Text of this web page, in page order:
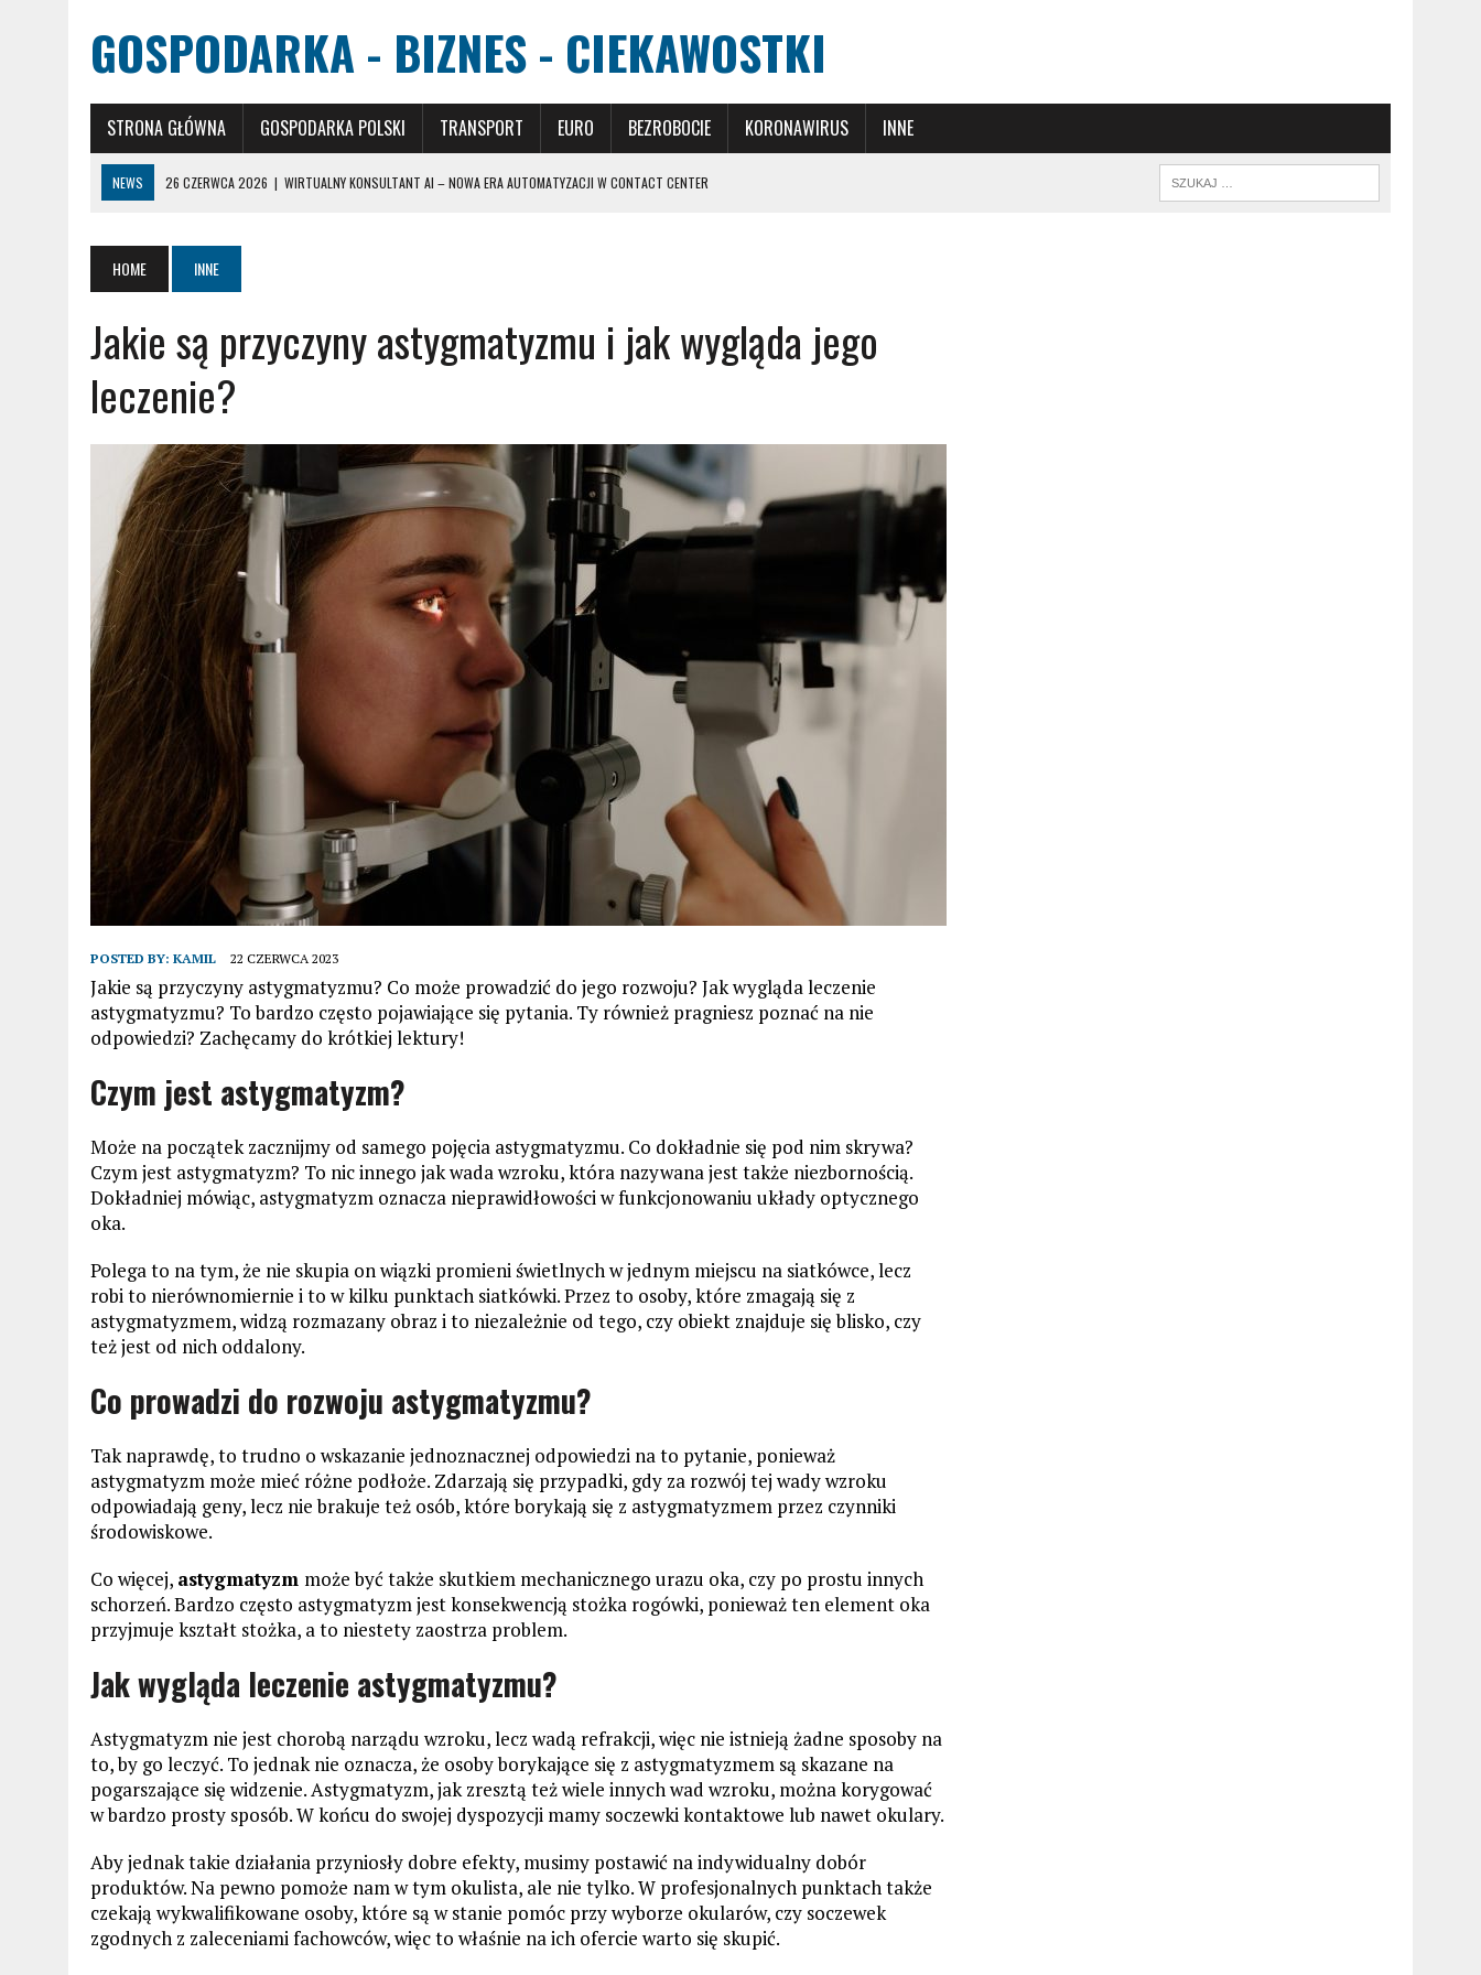
GOSPODARKA - BIZNES - CIEKAWOSTKI
STRONA GŁÓWNA GOSPODARKA POLSKI TRANSPORT EURO BEZROBOCIE KORONAWIRUS INNE
NEWS 26 CZERWCA 2026 | WIRTUALNY KONSULTANT AI – NOWA ERA AUTOMATYZACJI W CONTACT CENTER
6 MARCA 2024 | CYTOLOGIA: KLUCZOWA ROLA W WCZESNYM WYKRYWANIU CHORÓB
26 CZERWCA 2026
HURTOWNIA DRZWI W ŁODZI – STRATEGICZNY PARTNER DLA BUDOWNICTWA I WYKOŃCZENIA WNĘTRZ
HOME INNE
Jakie są przyczyny astygmatyzmu i jak wygląda jego
leczenie?
POSTED BY: KAMIL 22 CZERWCA 2023
Jakie są przyczyny astygmatyzmu? Co może prowadzić do jego rozwoju? Jak wygląda leczenie
astygmatyzmu? To bardzo często pojawiające się pytania. Ty również pragniesz poznać na nie
odpowiedzi? Zachęcamy do krótkiej lektury!
Czym jest astygmatyzm?
Może na początek zacznijmy od samego pojęcia astygmatyzmu. Co dokładnie się pod nim skrywa?
Czym jest astygmatyzm? To nic innego jak wada wzroku, która nazywana jest także niezbornością.
Dokładniej mówiąc, astygmatyzm oznacza nieprawidłowości w funkcjonowaniu układy optycznego
oka.
Polega to na tym, że nie skupia on wiązki promieni świetlnych w jednym miejscu na siatkówce, lecz
robi to nierównomiernie i to w kilku punktach siatkówki. Przez to osoby, które zmagają się z
astygmatyzmem, widzą rozmazany obraz i to niezależnie od tego, czy obiekt znajduje się blisko, czy
też jest od nich oddalony.
Co prowadzi do rozwoju astygmatyzmu?
Tak naprawdę, to trudno o wskazanie jednoznacznej odpowiedzi na to pytanie, ponieważ
astygmatyzm może mieć różne podłoże. Zdarzają się przypadki, gdy za rozwój tej wady wzroku
odpowiadają geny, lecz nie brakuje też osób, które borykają się z astygmatyzmem przez czynniki
środowiskowe.
Co więcej, astygmatyzm może być także skutkiem mechanicznego urazu oka, czy po prostu innych
schorzeń. Bardzo często astygmatyzm jest konsekwencją stożka rogówki, ponieważ ten element oka
przyjmuje kształt stożka, a to niestety zaostrza problem.
Jak wygląda leczenie astygmatyzmu?
Astygmatyzm nie jest chorobą narządu wzroku, lecz wadą refrakcji, więc nie istnieją żadne sposoby na
to, by go leczyć. To jednak nie oznacza, że osoby borykające się z astygmatyzmem są skazane na
pogarszające się widzenie. Astygmatyzm, jak zresztą też wiele innych wad wzroku, można korygować
w bardzo prosty sposób. W końcu do swojej dyspozycji mamy soczewki kontaktowe lub nawet okulary.
Aby jednak takie działania przyniosły dobre efekty, musimy postawić na indywidualny dobór
produktów. Na pewno pomoże nam w tym okulista, ale nie tylko. W profesjonalnych punktach także
czekają wykwalifikowane osoby, które są w stanie pomóc przy wyborze okularów, czy soczewek
zgodnych z zaleceniami fachowców, więc to właśnie na ich ofercie warto się skupić.